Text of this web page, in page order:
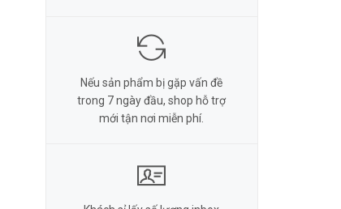
Nếu sản phẩm bị gặp vấn đề
trong 7 ngày đầu, shop hỗ trợ
mới tận nơi miễn phí.